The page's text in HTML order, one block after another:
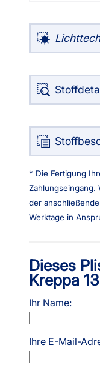
* Die Fertigung
Zahlungseingang.
der
Werktage in
Dieses
Kreppa
Ihr Name:
Ihre E-Mail-